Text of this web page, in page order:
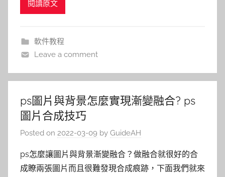
閱讀原文
軟件教程
Leave a comment
ps圖片與背景怎麼實現漸變融合? ps
圖片合成技巧
Posted on 2022-03-09 by GuideAH
ps怎麼讓圖片與背景漸變融合？做融合就很好的合
成瞭兩張圖片而且很難發現合成痕跡，下面我們就來